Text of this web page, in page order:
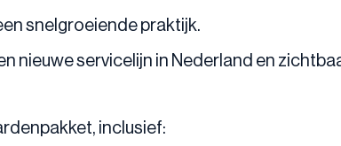
snelgroeiende praktijk.
nieuwe servicelijn in Nederland en
inclusief: